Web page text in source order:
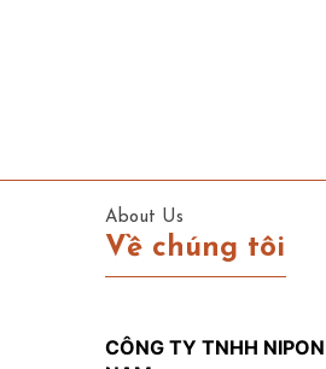
About Us
Về chúng tôi
CÔNG TY TNHH